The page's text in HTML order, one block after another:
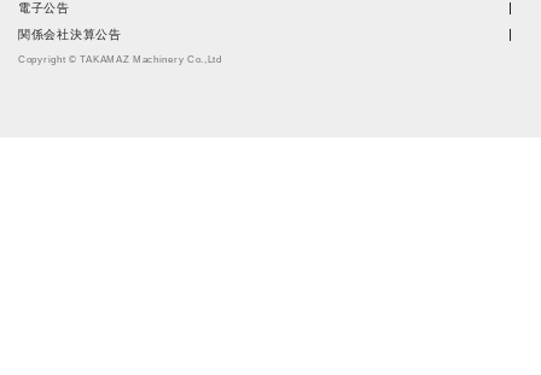
電子公告
関係会社決算公告
Copyright © TAKAMAZ Machinery Co.,Ltd